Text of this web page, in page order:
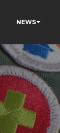
NEWS